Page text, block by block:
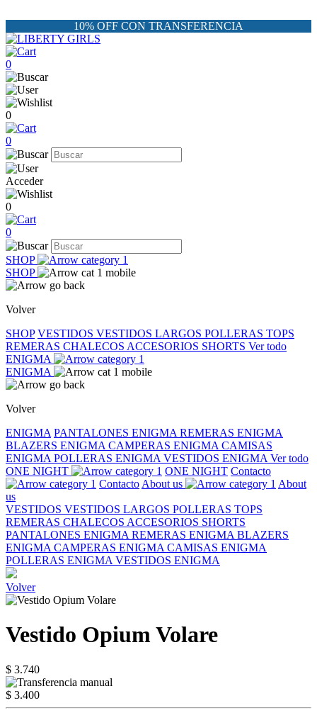
10% OFF CON TRANSFERENCIA
0
0
0
Acceder
0
0
SHOP
SHOP
Volver
SHOP VESTIDOS VESTIDOS LARGOS POLLERAS TOPS
REMERAS CHALECOS ACCESORIOS SHORTS Ver todo
ENIGMA
ENIGMA
Volver
ENIGMA PANTALONES ENIGMA REMERAS ENIGMA
BLAZERS ENIGMA CAMPERAS ENIGMA CAMISAS
ENIGMA POLLERAS ENIGMA VESTIDOS ENIGMA Ver todo
ONE NIGHT
ONE NIGHT Contacto
Contacto About us
About
us
VESTIDOS VESTIDOS LARGOS POLLERAS TOPS
REMERAS CHALECOS ACCESORIOS SHORTS
PANTALONES ENIGMA REMERAS ENIGMA BLAZERS
ENIGMA CAMPERAS ENIGMA CAMISAS ENIGMA
POLLERAS ENIGMA VESTIDOS ENIGMA
Volver
Vestido Opium Volare
$ 3.740
$ 3.400